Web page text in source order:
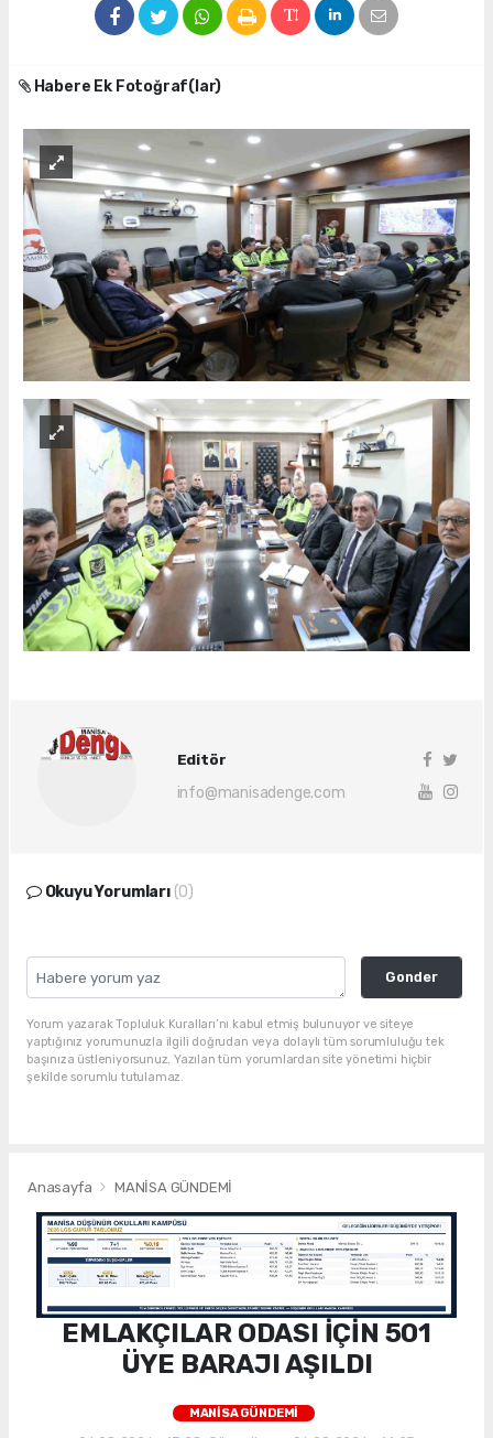
Habere Ek Fotoğraf(lar)
Editör
info@manisadenge.com
Okuyu Yorumları (0)
Gonder
Yorum yazarak Topluluk Kuralları’nı kabul etmiş bulunuyor ve siteye
yaptığınız yorumunuzla ilgili doğrudan veya dolaylı tüm sorumluluğu tek
başınıza üstleniyorsunuz. Yazılan tüm yorumlardan site yönetimi hiçbir
şekilde sorumlu tutulamaz.
Anasayfa MANİSA GÜNDEMİ
EMLAKÇILAR ODASI İÇİN 501
ÜYE BARAJI AŞILDI
MANİSA GÜNDEMİ